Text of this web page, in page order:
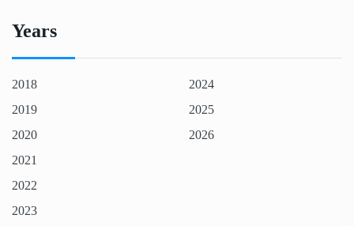
Years
2018
2019
2020
2021
2022
2023
2024
2025
2026